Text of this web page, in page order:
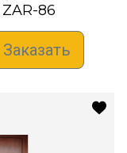
ZAR-86
Заказать